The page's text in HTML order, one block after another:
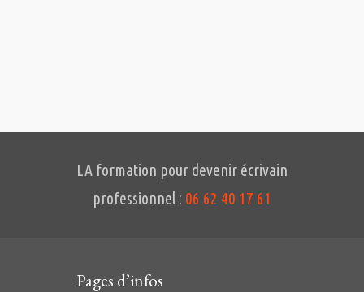
LA formation pour devenir écrivain
professionnel : 06 62 40 17 61
Pages d’infos